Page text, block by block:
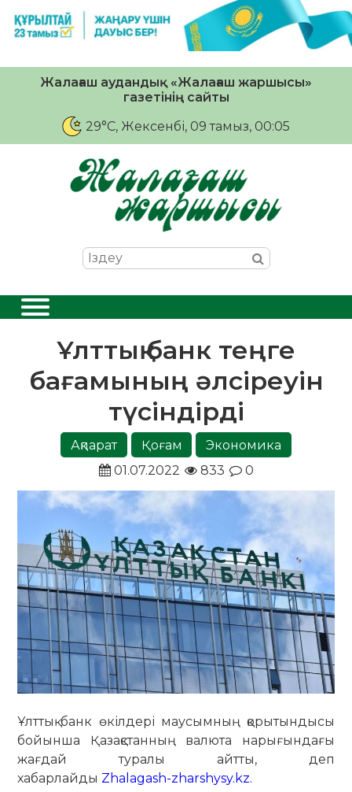
Жалағаш аудандық «Жалағаш жаршысы»
газетінің сайты
29°C, Жексенбі, 09 тамыз, 00:05
Ұлттық банк теңге
бағамының әлсіреуін
түсіндірді
Ақпарат Қоғам
Экономика
01.07.2022
833 0
Ұлттық банк өкілдері маусымның қорытындысы
бойынша Қазақстанның валюта нарығындағы
жағдай туралы айтты, деп
хабарлайды Zhalagash-zharshysy.kz.